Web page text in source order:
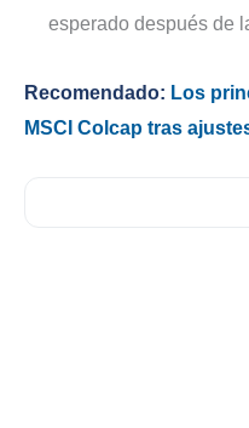
esperado después de
Recomendado: Los
MSCI Colcap tras